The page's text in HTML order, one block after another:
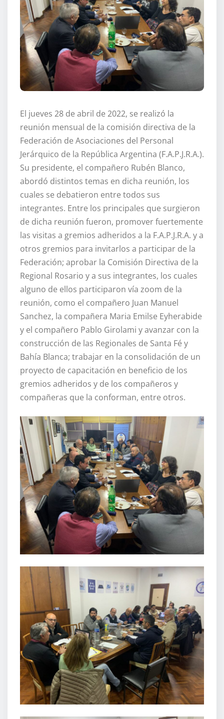
El jueves 28 de abril de 2022, se realizó la
reunión mensual de la comisión directiva de la
Federación de Asociaciones del Personal
Jerárquico de la República Argentina (F.A.P.J.R.A.).
Su presidente, el compañero Rubén Blanco,
abordó distintos temas en dicha reunión, los
cuales se debatieron entre todos sus
integrantes. Entre los principales que surgieron
de dicha reunión fueron, promover fuertemente
las visitas a gremios adheridos a la F.A.P.J.R.A. y a
otros gremios para invitarlos a participar de la
Federación; aprobar la Comisión Directiva de la
Regional Rosario y a sus integrantes, los cuales
alguno de ellos participaron vía zoom de la
reunión, como el compañero Juan Manuel
Sanchez, la compañera Maria Emilse Eyherabide
y el compañero Pablo Girolami y avanzar con la
construcción de las Regionales de Santa Fé y
Bahía Blanca; trabajar en la consolidación de un
proyecto de capacitación en beneficio de los
gremios adheridos y de los compañeros y
compañeras que la conforman, entre otros.